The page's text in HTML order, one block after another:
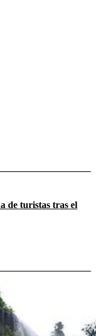
de turistas tras el